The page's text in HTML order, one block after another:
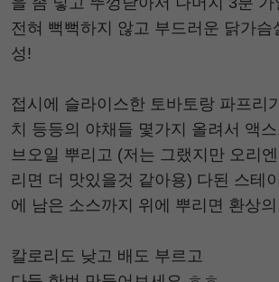
전혀 뻑뻑하지 않고 부드러운 닭가슴
성!
접시에 슬라이스한 토바토랑 파프리
치 등등의 야채들 몇가지 올려서 액
브오일 뿌리고 (저는 그랬지만 오리
리면 더 맛있을것 같아용) 다된 스테
에 남은 소스까지 위에 뿌리면 환상
칼로리도 낮고 배도 부르고